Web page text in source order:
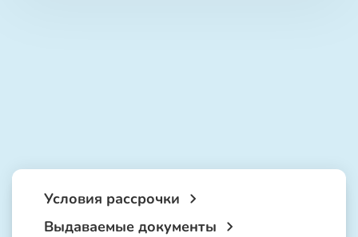
Условия рассрочки
Выдаваемые документы